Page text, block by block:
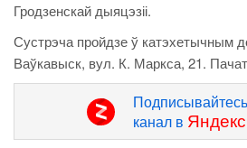
Гродзенскай дыяцэзіі.
Сустрэча пройдзе ў катэхетычным
Ваўкавыск, вул. К. Маркса, 21.
канал в